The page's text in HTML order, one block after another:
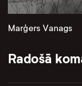
Marģers Vanags
Radošā